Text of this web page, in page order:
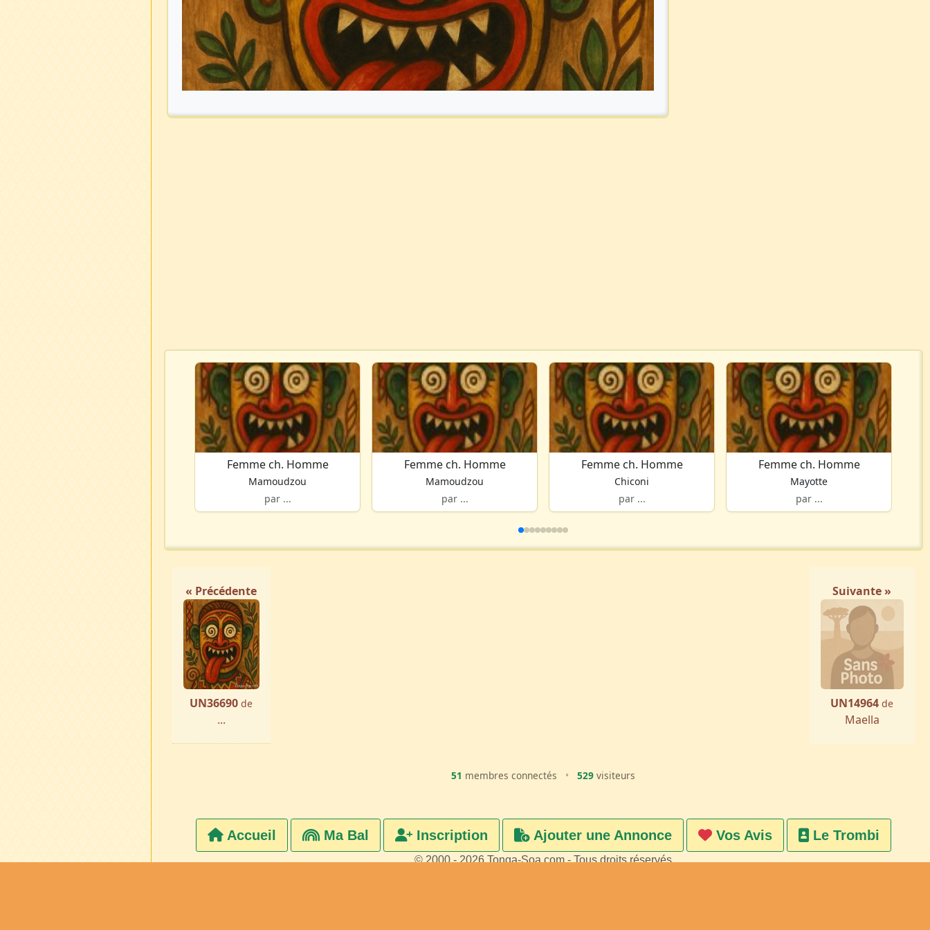
Femme ch. Homme
Mamoudzou
par ...
Femme ch. Homme
Mamoudzou
par ...
Femme ch. Homme
Chiconi
par ...
Femme ch. Homme
Mayotte
par ...
« Précédente
UN36690 de
...
Suivante »
UN14964 de
Maella
51 membres connectés • 529 visiteurs
Accueil Ma Bal Inscription Ajouter une Annonce Vos Avis Le Trombi
© 2000 - 2026 Tonga-Soa.com - Tous droits réservés